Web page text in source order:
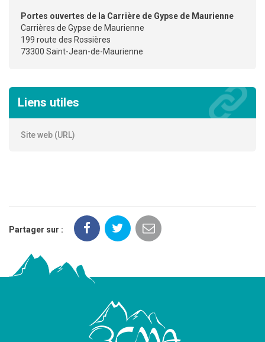
Portes ouvertes de la Carrière de Gypse de Maurienne
Carrières de Gypse de Maurienne
199 route des Rossières
73300 Saint-Jean-de-Maurienne
Liens utiles
Site web (URL)
Partager sur :